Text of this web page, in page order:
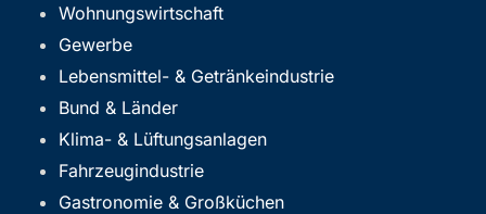
Wohnungswirtschaft
Gewerbe
Lebensmittel- & Getränkeindustrie
Bund & Länder
Klima- & Lüftungsanlagen
Fahrzeugindustrie
Gastronomie & Großküchen